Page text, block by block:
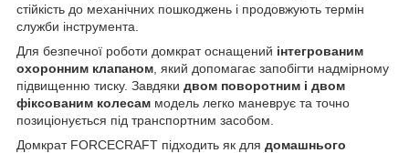
стійкість до механічних пошкоджень і продовжують термін
служби інструмента.
Для безпечної роботи домкрат оснащений інтегрованим
охоронним клапаном , який допомагає запобігти надмірному
підвищенню тиску. Завдяки двом поворотним і двом
фіксованим колесам модель легко маневрує та точно
позиціонується під транспортним засобом.
Домкрат FORCECRAFT підходить як для домашнього